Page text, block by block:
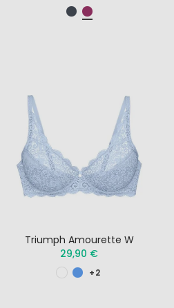
Triumph Amourette W
29,90 €
+2